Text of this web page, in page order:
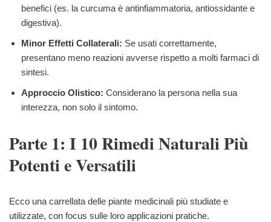
benefici (es. la curcuma è antinfiammatoria, antiossidante e
digestiva).
Minor Effetti Collaterali: Se usati correttamente,
presentano meno reazioni avverse rispetto a molti farmaci di
sintesi.
Approccio Olistico: Considerano la persona nella sua
interezza, non solo il sintomo.
Parte 1: I 10 Rimedi Naturali Più
Potenti e Versatili
Ecco una carrellata delle piante medicinali più studiate e
utilizzate, con focus sulle loro applicazioni pratiche.